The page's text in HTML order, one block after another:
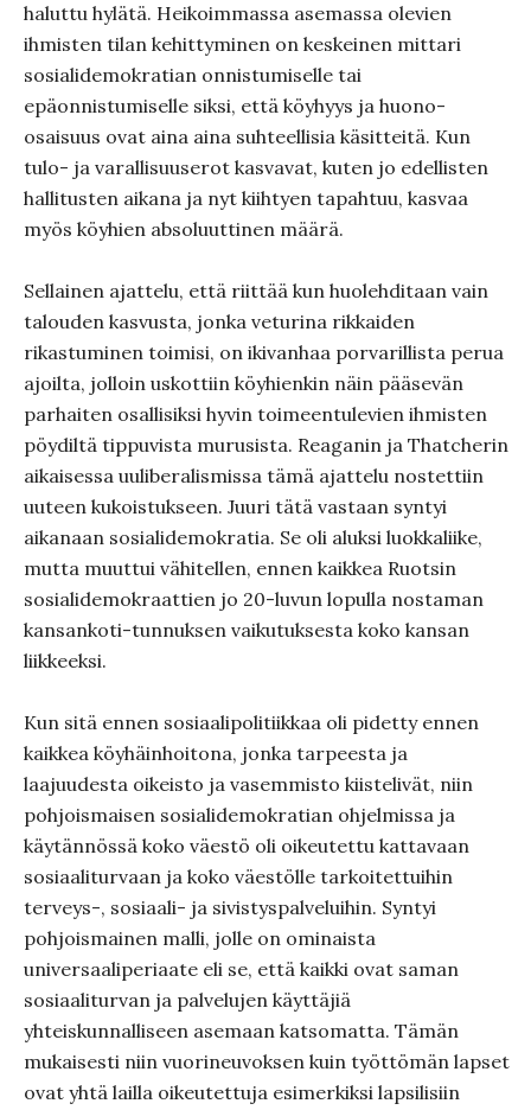
haluttu hylätä. Heikoimmassa asemassa olevien
ihmisten tilan kehittyminen on keskeinen mittari
sosialidemokratian onnistumiselle tai
epäonnistumiselle siksi, että köyhyys ja huono-
osaisuus ovat aina aina suhteellisia käsitteitä. Kun
tulo- ja varallisuuserot kasvavat, kuten jo edellisten
hallitusten aikana ja nyt kiihtyen tapahtuu, kasvaa
myös köyhien absoluuttinen määrä.
Sellainen ajattelu, että riittää kun huolehditaan vain
talouden kasvusta, jonka veturina rikkaiden
rikastuminen toimisi, on ikivanhaa porvarillista perua
ajoilta, jolloin uskottiin köyhienkin näin pääsevän
parhaiten osallisiksi hyvin toimeentulevien ihmisten
pöydiltä tippuvista murusista. Reaganin ja Thatcherin
aikaisessa uuliberalismissa tämä ajattelu nostettiin
uuteen kukoistukseen. Juuri tätä vastaan syntyi
aikanaan sosialidemokratia. Se oli aluksi luokkaliike,
mutta muuttui vähitellen, ennen kaikkea Ruotsin
sosialidemokraattien jo 20-luvun lopulla nostaman
kansankoti-tunnuksen vaikutuksesta koko kansan
liikkeeksi.
Kun sitä ennen sosiaalipolitiikkaa oli pidetty ennen
kaikkea köyhäinhoitona, jonka tarpeesta ja
laajuudesta oikeisto ja vasemmisto kiistelivät, niin
pohjoismaisen sosialidemokratian ohjelmissa ja
käytännössä koko väestö oli oikeutettu kattavaan
sosiaaliturvaan ja koko väestölle tarkoitettuihin
terveys-, sosiaali- ja sivistyspalveluihin. Syntyi
pohjoismainen malli, jolle on ominaista
universaaliperiaate eli se, että kaikki ovat saman
sosiaaliturvan ja palvelujen käyttäjiä
yhteiskunnalliseen asemaan katsomatta. Tämän
mukaisesti niin vuorineuvoksen kuin työttömän lapset
ovat yhtä lailla oikeutettuja esimerkiksi lapsilisiin